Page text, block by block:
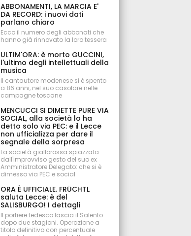
ABBONAMENTI, LA MARCIA E'
DA RECORD: i nuovi dati
parlano chiaro
Ecco il numero degli abbonati che
hanno già rinnovato la loro tessera
ULTIM'ORA: è morto GUCCINI,
l'ultimo degli intellettuali della
musica
Il cantautore modenese si è spento
a 86 anni, nel suo casolare nelle
campagne toscane
MENCUCCI SI DIMETTE PURE VIA
SOCIAL, alla società lo ha
detto solo via PEC: e il Lecce
non ufficializza per dare il
segnale della sorpresa
La società giallorossa spiazzata
dall'improvviso gesto del suo ex
Amministratore Delegato: che si è
dimesso via PEC e social
ORA È UFFICIALE. FRÜCHTL
saluta Lecce: è del
SALISBURGO! I dettagli
Il portiere tedesco lascia il Salento
dopo due stagioni. Operazione a
titolo definitivo con percentuale